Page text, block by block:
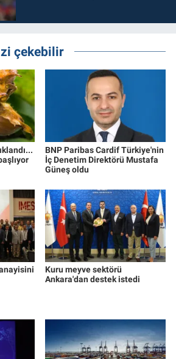
çekebilir
BNP Paribas Cardif Türkiye'nin
İç Denetim Direktörü Mustafa
Güneş oldu
Kuru meyve sektörü
Ankara'dan destek istedi